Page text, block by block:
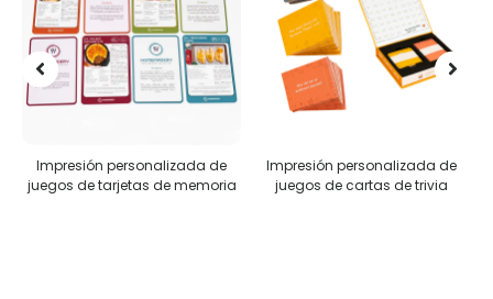
Impresión personalizada de
juegos de tarjetas de memoria
Impresión personalizada de
juegos de cartas de trivia